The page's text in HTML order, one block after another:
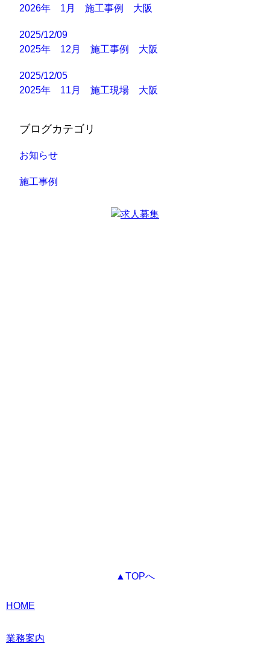
2026年 1月 施工事例 大阪
2025/12/09
2025年 12月 施工事例 大阪
2025/12/05
2025年 11月 施工現場 大阪
ブログカテゴリ
お知らせ
施工事例
▲TOPへ
HOME
業務案内